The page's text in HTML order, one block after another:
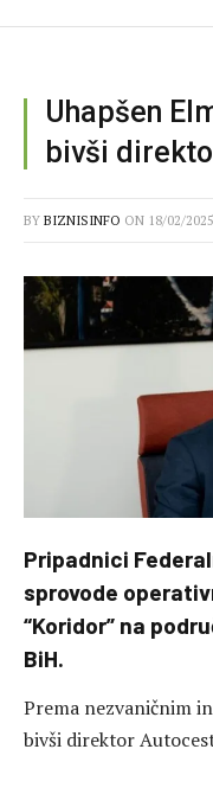
Uhapšen
bivši
BY BIZNISINFO ON 18/02/2025
Pripadnici
sprovode
“Koridor” na
BiH.
Prema nezvaničnim
bivši direktor